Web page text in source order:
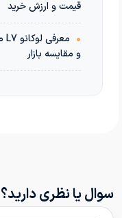
قیمت و ارزش خرید
•
و مقایسه بازار
سوال یا نظری دارید؟